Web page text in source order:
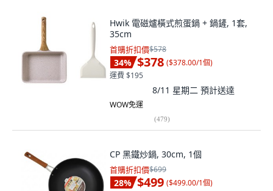
Hwik 電磁爐橫式煎蛋鍋 + 鍋鏟, 1套,
35cm
首購折扣價$578
34% $378 ($378.00/1個)
運費 $195
8/11 星期二 預計送達
WOW免運
(479)
CP 黑鐵炒鍋, 30cm, 1個
首購折扣價$699
28% $499 ($499.00/1個)